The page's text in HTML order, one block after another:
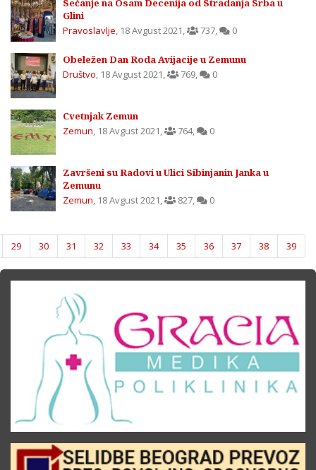
Sećanje na Osam Decenija od Stradanja Srba u
Glini
Pravoslavlje, 18 Avgust 2021, 737, 0
Obeležen Dan Roda Avijacije u Zemunu
Društvo, 18 Avgust 2021, 769, 0
Cvetnjak Zemun
Zemun, 18 Avgust 2021, 764, 0
Završeni su Radovi u Ulici Sibinjanin Janka u
Zemunu
Zemun, 18 Avgust 2021, 827, 0
29 30 31 32 33 34 35 36 37 38 39